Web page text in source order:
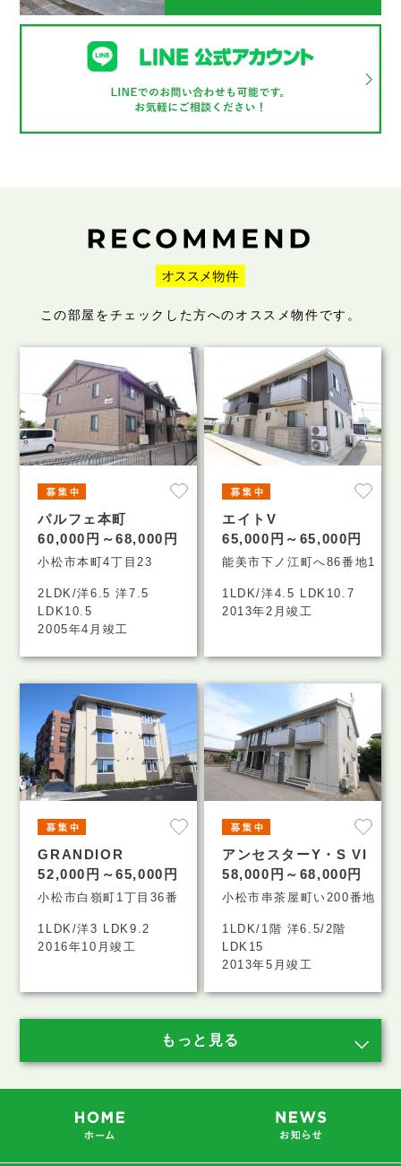
この部屋をチェックした方へのオススメ物件です。
パルフェ本町
60,000円～68,000円
小松市本町4丁目23
2LDK/洋6.5 洋7.5
LDK10.5
2005年4月竣工
エイトV
65,000円～65,000円
能美市下ノ江町へ86番地1
1LDK/洋4.5 LDK10.7
2013年2月竣工
GRANDIOR
52,000円～65,000円
小松市白嶺町1丁目36番
1LDK/洋3 LDK9.2
2016年10月竣工
アンセスターY・S VI
58,000円～68,000円
小松市串茶屋町い200番地
1LDK/1階 洋6.5/2階
LDK15
2013年5月竣工